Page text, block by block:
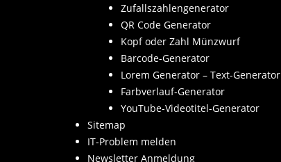
Zufallszahlengenerator
QR Code Generator
Kopf oder Zahl Münzwurf
Barcode-Generator
Lorem Generator – Text-Generator
Farbverlauf-Generator
YouTube-Videotitel-Generator
Sitemap
IT-Problem melden
Newsletter Anmeldung